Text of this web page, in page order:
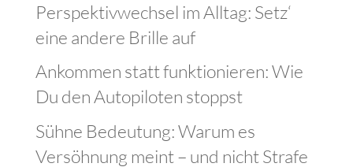
Perspektivwechsel im Alltag: Setz‘
eine andere Brille auf
Ankommen statt funktionieren: Wie
Du den Autopiloten stoppst
Sühne Bedeutung: Warum es
Versöhnung meint – und nicht Strafe